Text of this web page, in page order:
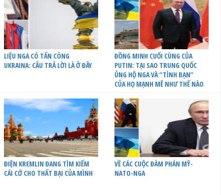
LIỆU NGA CÓ TẤN CÔNG
UKRAINA: CÂU TRẢ LỜI LÀ Ở ĐÂY
ĐỒNG MINH CUỐI CÙNG CỦA
PUTIN: TẠI SAO TRUNG QUỐC
ỦNG HỘ NGA VÀ “TÌNH BẠN”
CỦA HỌ MẠNH MẼ NHƯ THẾ NÀO
ĐIỆN KREMLIN ĐANG TÌM KIẾM
CÁI CỚ CHO THẤT BẠI CỦA MÌNH
VỀ CÁC CUỘC ĐÀM PHÁN MỸ-
NATO-NGA